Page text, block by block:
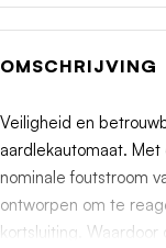
Aantal polen (totaal)
Nom.
60947-2
OMSCHRIJVING
Veiligheid en
aardlekautomaat.
nominale foutstroom
ontworpen om te
kortsluiting. Waardoor